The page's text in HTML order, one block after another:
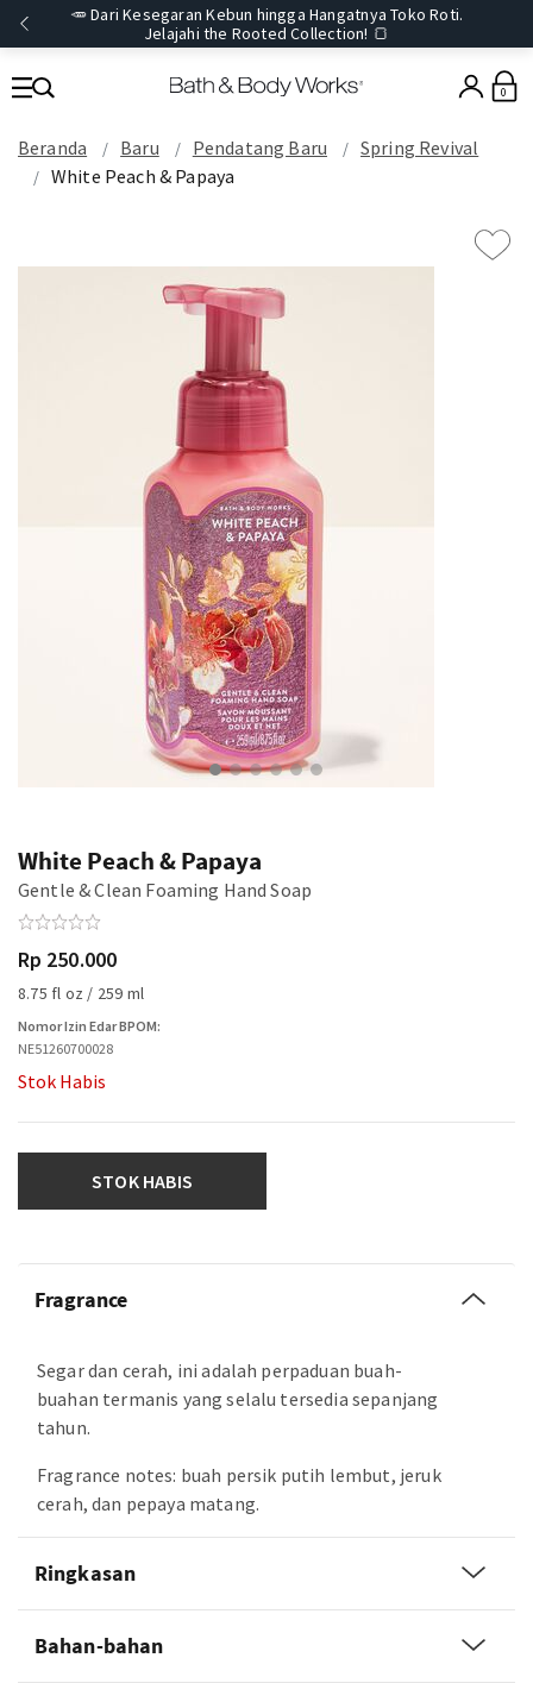
🥕 Dari Kesegaran Kebun hingga Hangatnya Toko Roti.
Jelajahi the Rooted Collection! 🍞
0
Beranda Baru Pendatang Baru
Spring Revival
White Peach & Papaya
White Peach & Papaya
Gentle & Clean Foaming Hand Soap
Rp 250.000
8.75 fl oz / 259 ml
Nomor Izin Edar BPOM:
NE51260700028
Stok Habis
STOK HABIS
Fragrance
Segar dan cerah, ini adalah perpaduan buah-
buahan termanis yang selalu tersedia sepanjang
tahun.
Fragrance notes: buah persik putih lembut, jeruk
cerah, dan pepaya matang.
Ringkasan
Bahan-bahan